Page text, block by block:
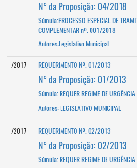
N° da Proposição: 04/2018
Súmula:PROCESSO ESPECIAL DE
COMPLEMENTAR nº. 001/2018
Autores:Legislativo Municipal
/2017 REQUERIMENTO Nº. 01/2013
N° da Proposição: 01/2013
Súmula: REQUER REGIME DE URGÊNCIA
Autores: LEGISLATIVO MUNICIPAL
/2017 REQUERIMENTO Nº. 02/2013
N° da Proposição: 02/2013
Súmula: REQUER REGIME DE URGÊNCIA